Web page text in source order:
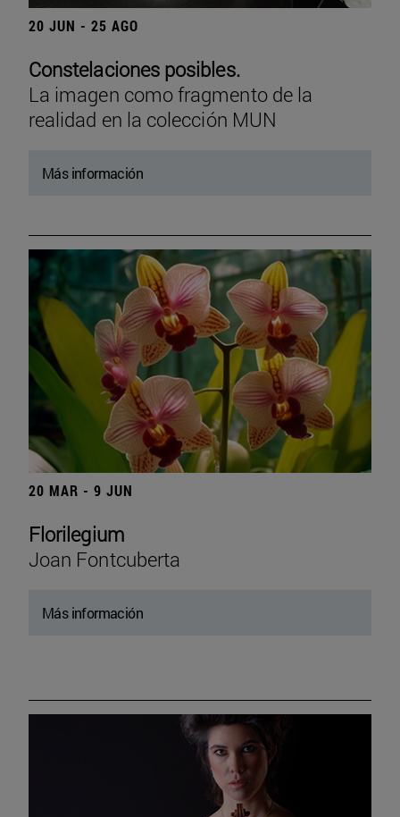
20 JUN - 25 AGO
Constelaciones posibles.
La imagen como fragmento de la
realidad en la colección MUN
Más información
20 MAR - 9 JUN
Florilegium
Joan Fontcuberta
Más información